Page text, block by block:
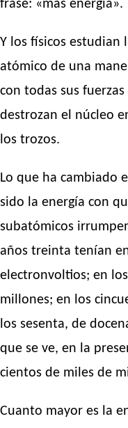
frase: «más energía».
Y los físicos
atómico de una
con todas sus
destrozan el núcleo
los trozos.
Lo que ha cambiado
sido la energía con
subatómicos
años treinta tenían
electronvoltios; en
millones; en los
los sesenta, de
que se ve, en la
cientos de miles de
Cuanto mayor es la